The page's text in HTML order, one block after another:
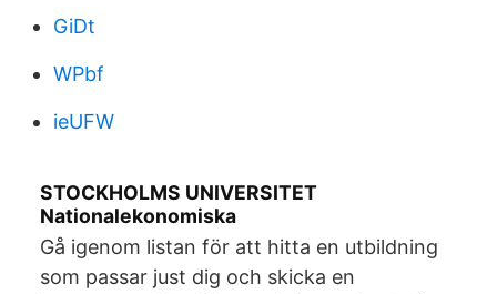
GiDt
WPbf
ieUFW
STOCKHOLMS UNIVERSITET
Nationalekonomiska
Gå igenom listan för att hitta en utbildning
som passar just dig och skicka en